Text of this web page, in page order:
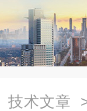
技术文章